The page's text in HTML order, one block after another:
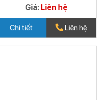
Giá: Liên hệ
Chi tiết Liên hệ